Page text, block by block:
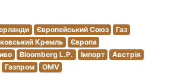
Європейський Союз
Газ
Кремль
Європа
Bloomberg L.P. Імпорт
Австрія
Газпром OMV